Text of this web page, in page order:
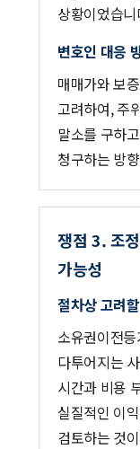
상황이었습
변호인 대응
매매가와 보
고려하여, 주
말소를 구하
청구하는 방
쟁점 3. 조
가능성
절차상 고려
소유권이전
다투어지는
시간과 비용
실질적인 이
검토하는 것